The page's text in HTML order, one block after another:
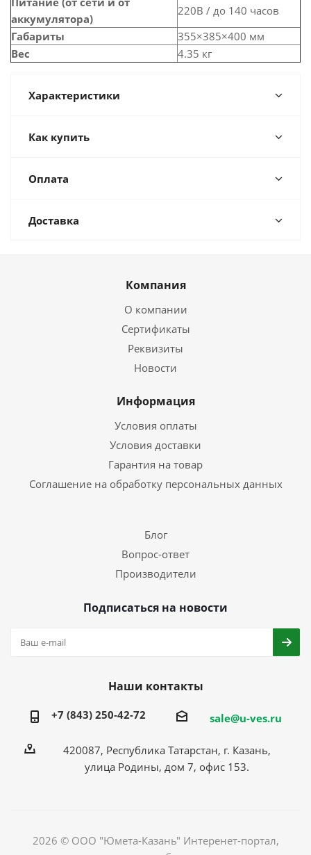
аккумулятора)
220В / до 140 часов
Габариты
355×385×400 мм
Вес
4.35 кг
Характеристики
Как купить
Оплата
Доставка
Компания
О компании
Сертификаты
Реквизиты
Новости
Информация
Условия оплаты
Условия доставки
Гарантия на товар
Соглашение на обработку персональных данных
Блог
Вопрос-ответ
Производители
Подписаться на новости
Наши контакты
+7 (843) 250-42-72 sale@u-ves.ru
420087, Республика Татарстан, г. Казань,
улица Родины, дом 7, офис 153.
2026 © ООО "Юмета-Казань" Интеренет-портал,